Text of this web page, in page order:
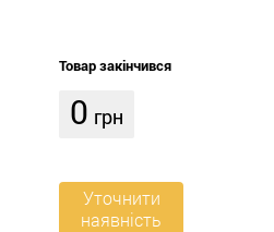
Товар закінчився
0 грн
Уточнити
наявність